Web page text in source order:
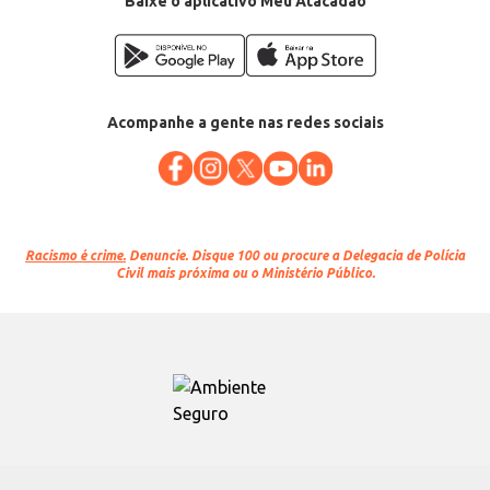
Acompanhe a gente nas redes sociais
Racismo é crime. Denuncie. Disque 100 ou procure a Delegacia de Polícia
Civil mais próxima ou o Ministério Público.